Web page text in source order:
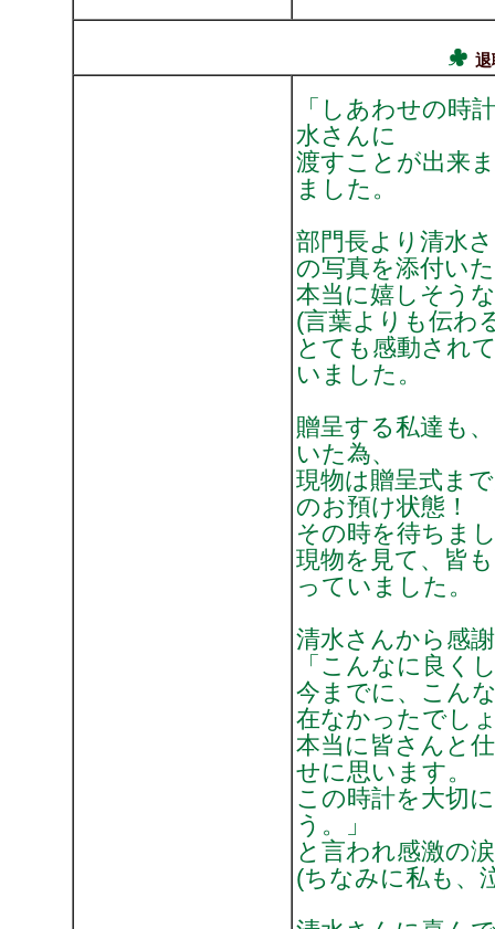
退
「しあわせの時
水さんに
渡すことが出来
ました。
部門長より清水
の写真を添付い
本当に嬉しそう
(言葉よりも伝わ
とても感動され
いました。
贈呈する私達も
いた為、
現物は贈呈式ま
のお預け状態！
その時を待ちま
現物を見て、皆
っていました。
清水さんから感
「こんなに良
今までに、こん
在なかったでし
本当に皆さんと
せに思います。
この時計を大切
う。」
と言われ感激の
(ちなみに私も、